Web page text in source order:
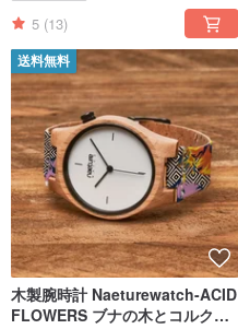
5 (13)
送料無料
木製腕時計 Naeturewatch-ACID
FLOWERS ブナの木とコルクか